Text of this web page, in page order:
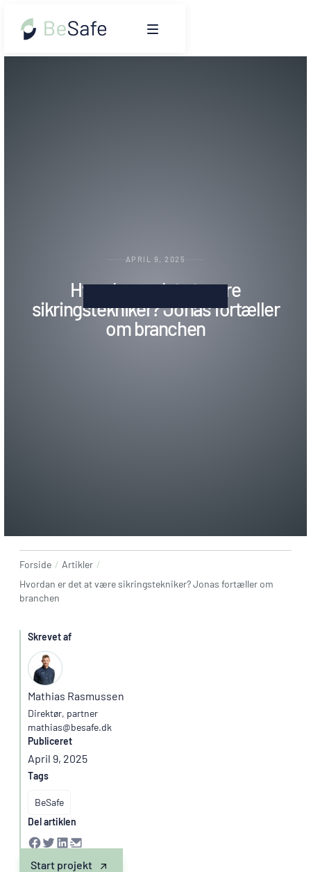
APRIL 9, 2025
Hvordan er det at være
sikringstekniker? Jonas fortæller
om branchen
Forside / Artikler /
Hvordan er det at være sikringstekniker? Jonas fortæller om
branchen
Skrevet af
Mathias Rasmussen
Direktør, partner
mathias@besafe.dk
Publiceret
April 9, 2025
Tags
BeSafe
Del artiklen
Start projekt